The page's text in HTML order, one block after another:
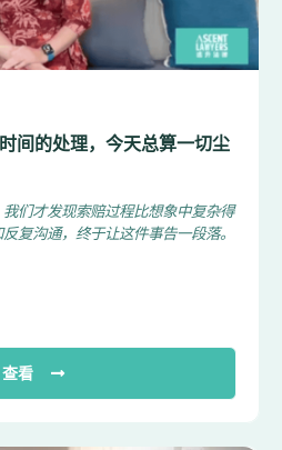
间的处理，今天总算一切尘
们才发现索赔过程比想象中复杂得
复沟通，终于让这件事告一段落。
查看